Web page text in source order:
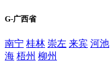
G-广西省
南宁 桂林 崇左 来宾 河池
海 梧州 柳州